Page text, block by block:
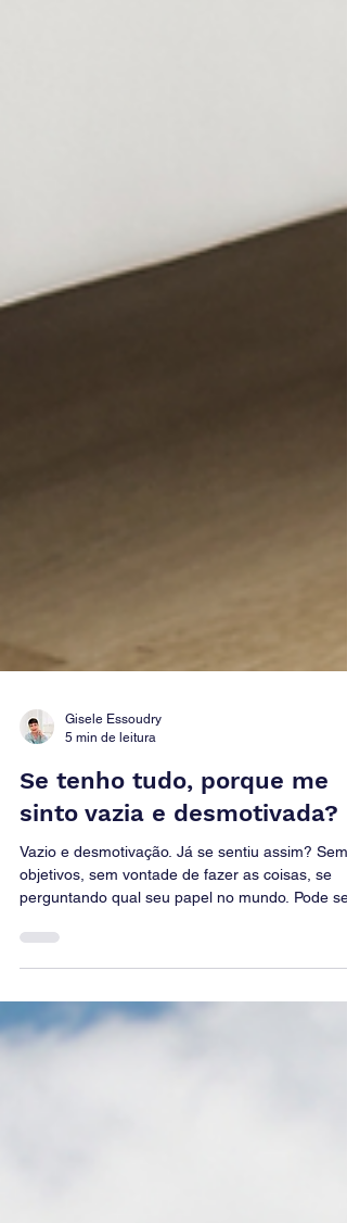
5 min de leitura
Se tenho tudo, porque me
sinto vazia e desmotivada?
Vazio e desmotivação. Já se sentiu assim? Sem
objetivos, sem vontade de fazer as coisas, se
perguntando qual seu papel no mundo. Pode